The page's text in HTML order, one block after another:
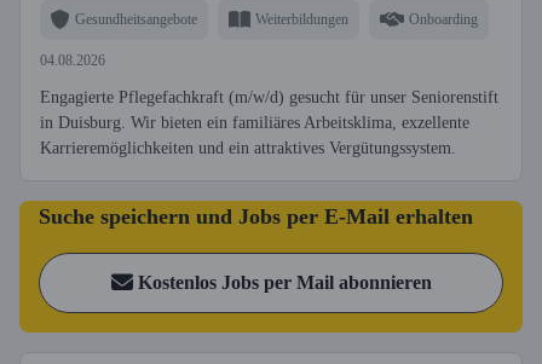
Gesundheitsangebote Weiterbildungen Onboarding
04.08.2026
Engagierte Pflegefachkraft (m/w/d) gesucht für unser Seniorenstift
in Duisburg. Wir bieten ein familiäres Arbeitsklima, exzellente
Karrieremöglichkeiten und ein attraktives Vergütungssystem.
Suche speichern und Jobs per E-Mail erhalten
Kostenlos Jobs per Mail abonnieren